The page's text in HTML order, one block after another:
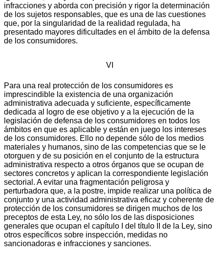
infracciones y aborda con precisión y rigor la determinación
de los sujetos responsables, que es una de las cuestiones
que, por la singularidad de la realidad regulada, ha
presentado mayores dificultades en el ámbito de la defensa
de los consumidores.
VI
Para una real protección de los consumidores es
imprescindible la existencia de una organización
administrativa adecuada y suficiente, específicamente
dedicada al logro de ese objetivo y a la ejecución de la
legislación de defensa de los consumidores en todos los
ámbitos en que es aplicable y están en juego los intereses
de los consumidores. Ello no depende sólo de los medios
materiales y humanos, sino de las competencias que se le
otorguen y de su posición en el conjunto de la estructura
administrativa respecto a otros órganos que se ocupan de
sectores concretos y aplican la correspondiente legislación
sectorial. A evitar una fragmentación peligrosa y
perturbadora que, a la postre, impide realizar una política de
conjunto y una actividad administrativa eficaz y coherente de
protección de los consumidores se dirigen muchos de los
preceptos de esta Ley, no sólo los de las disposiciones
generales que ocupan el capítulo I del título II de la Ley, sino
otros específicos sobre inspección, medidas no
sancionadoras e infracciones y sanciones.